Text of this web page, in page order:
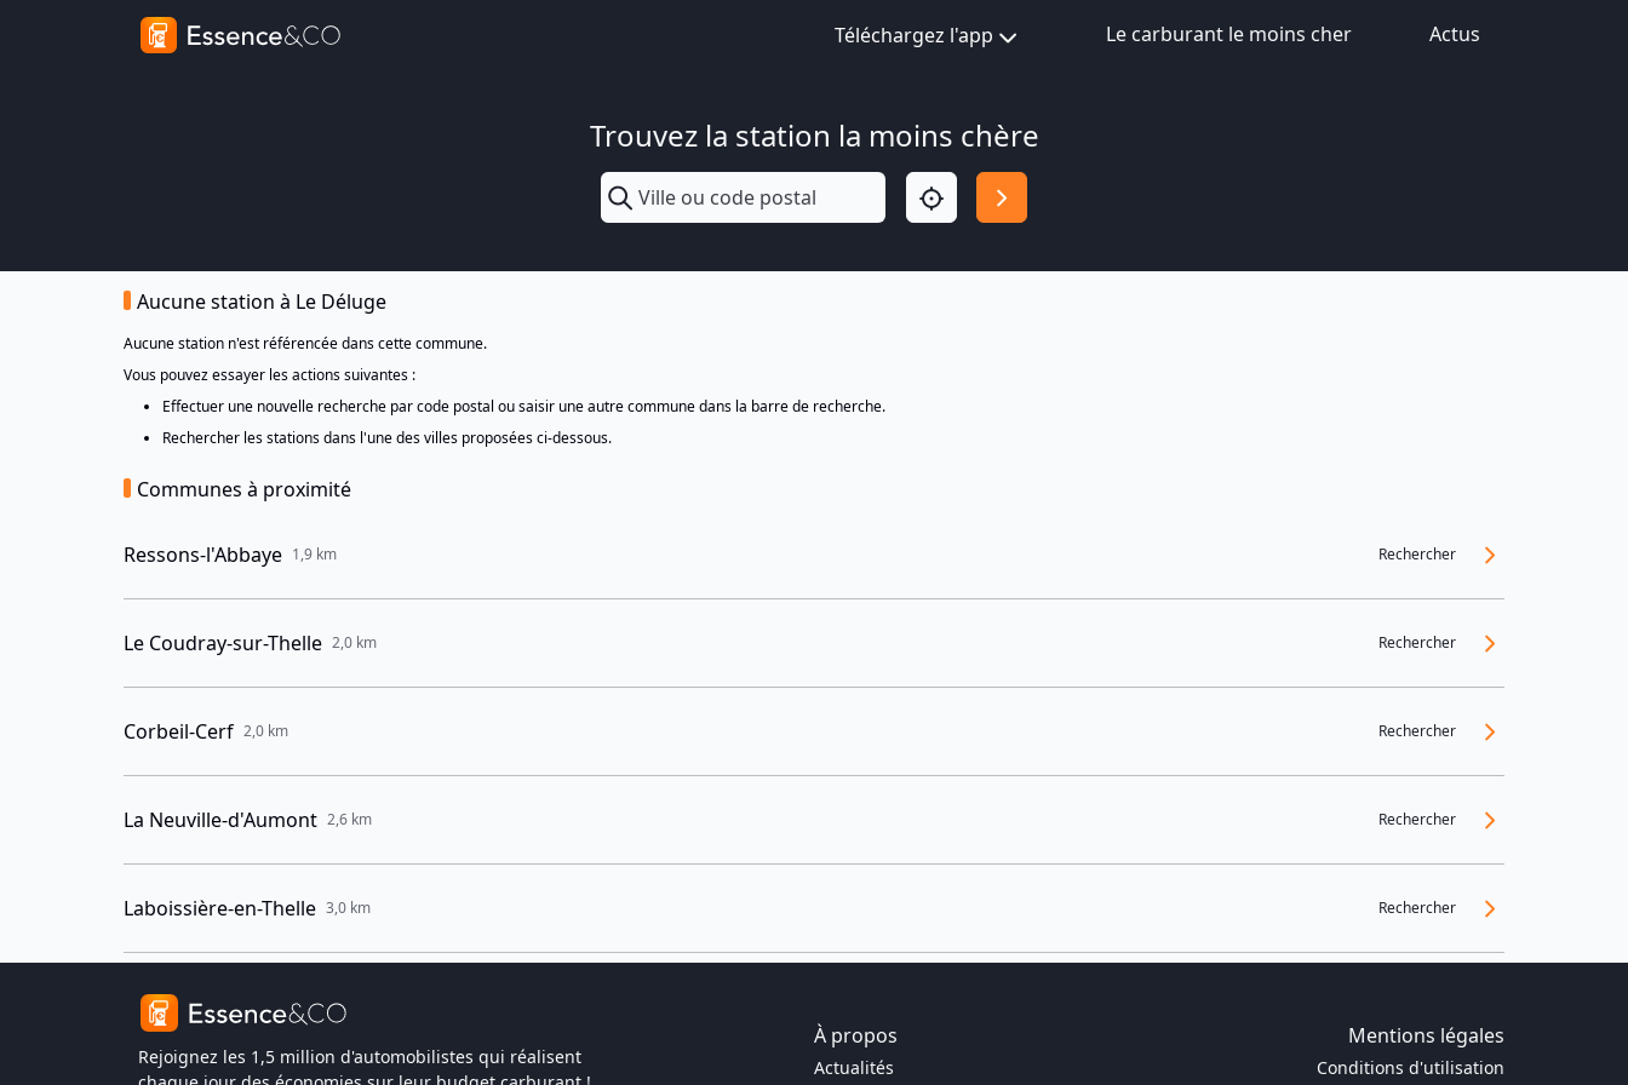
Téléchargez l'app Le carburant le moins cher Actus
Trouvez la station la moins chère
Aucune station à Le Déluge
Aucune station n'est référencée dans cette commune.
Vous pouvez essayer les actions suivantes :
Effectuer une nouvelle recherche par code postal ou saisir une autre commune dans la barre de recherche.
Rechercher les stations dans l'une des villes proposées ci-dessous.
Communes à proximité
Ressons-l'Abbaye 1,9 km Rechercher
Le Coudray-sur-Thelle 2,0 km Rechercher
Corbeil-Cerf 2,0 km Rechercher
La Neuville-d'Aumont 2,6 km Rechercher
Laboissière-en-Thelle 3,0 km Rechercher
Rejoignez les 1,5 million d'automobilistes qui réalisent
À propos Mentions légales
Actualités
Conditions d'utilisation